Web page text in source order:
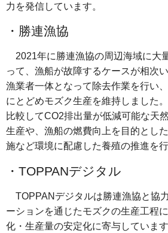
力を発信しています。
・勝連漁協
2021年に勝連漁協の周辺海域に大
って、漁船が故障するケースが相次
漁業者一体となって除去作業を行い
にとどめモズク生産を維持しました
比較してCO2排出量が低減可能な天
生産や、漁船の燃費向上を目的とし
施など環境に配慮した養殖の推進を行
・TOPPANデジタル
TOPPANデジタルは勝連漁協と協
ーションを通じたモズクの生産工程
化・生産量の安定化に寄与していま